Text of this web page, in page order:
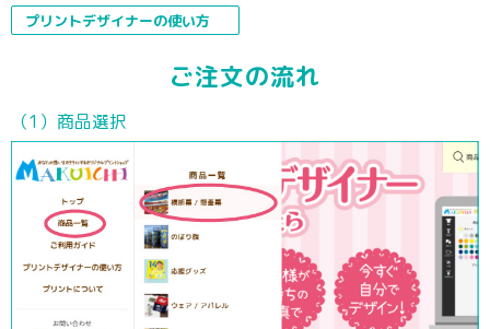
プリントデザイナーの使い方
ご注文の流れ
（1）商品選択